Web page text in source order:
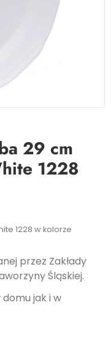
29 cm
1228
1228 w kolorze
przez Zakłady
Śląskiej.
domu jak i w